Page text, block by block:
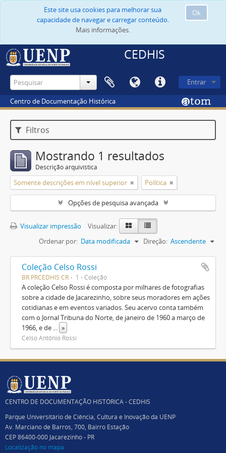
Ok
Este site usa cookies para melhorar sua
capacidade de navegar e carregar conteúdo.
Mais informações.
CEDHIS
Entrar
Centro de Documentação Histórica
Filtros
Mostrando 1 resultados
Descrição arquivística
Somente descrições em nível superior Política
Opções de pesquisa avançada
Visualizar impressão
Visualizar:
Ordenar por: Data modificada Direção: Ascendente
Coleção Celso Rossi
BR PRCEDHIS CR 1 - Coleção
A coleção Celso Rossi é composta por milhares de fotografias
sobre a cidade de Jacarezinho, sobre seus moradores em ações
cotidianas e em eventos variados. Seu acervo conta também
com o Jornal Tribuna do Norte, de janeiro de 1960 a março de
1966, e de ... »
Celso Antônio Rossi
CENTRO DE DOCUMENTAÇÃO HISTÓRICA - CEDHIS
Parque Universitário de Ciência, Cultura e Inovação da UENP
Av. Marciano de Barros, 700, Bairro Estação
CEP 86400-000 Jacarezinho - PR
Localização no mapa